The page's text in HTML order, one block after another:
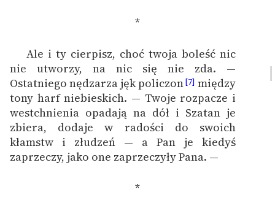
*
Ale i ty cierpisz, choć twoja boleść nic
nie utworzy, na nic się nie zda. —
Ostatniego nędzarza jęk policzon[7] między
tony harf niebieskich. — Twoje rozpacze i
westchnienia opadają na dół i Szatan je
zbiera, dodaje w radości do swoich
kłamstw i złudzeń — a Pan je kiedyś
zaprzeczy, jako one zaprzeczyły Pana. —
*